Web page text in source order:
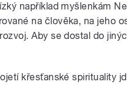
například myšlenkám
na člověka, na jeho
Aby se dostal do
křesťanské spirituality